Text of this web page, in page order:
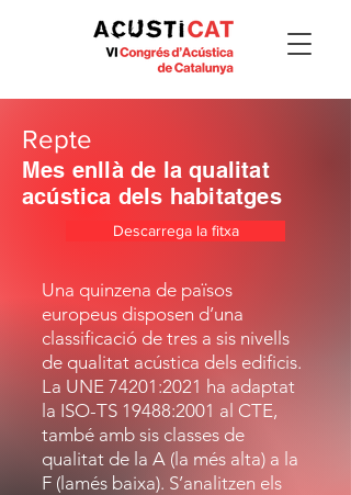
Repte
Mes enllà de la qualitat
acústica dels habitatges
Descarrega la fitxa
Una quinzena de països
europeus disposen d’una
classificació de tres a sis nivells
de qualitat acústica dels edificis.
La UNE 74201:2021 ha adaptat
la ISO-TS 19488:2001 al CTE,
també amb sis classes de
qualitat de la A (la més alta) a la
F (lamés baixa). S’analitzen els